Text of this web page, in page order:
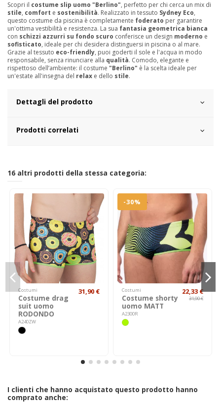
Scopri il costume slip uomo "Berlino", perfetto per chi cerca un mix di
stile, comfort e sostenibilità. Realizzato in tessuto Sydney Eco,
questo costume da piscina è completamente foderato per garantire
un'ottima vestibilità e resistenza. La sua fantasia geometrica bianca
con schizzi azzurri su fondo scuro conferisce un design moderno e
sofisticato, ideale per chi desidera distinguersi in piscina o al mare.
Grazie al tessuto eco-friendly, puoi goderti il sole e l'acqua in modo
responsabile, senza rinunciare alla qualità. Comodo, elegante e
rispettoso dell’ambiente: il costume "Berlino" è la scelta ideale per
un'estate all'insegna del relax e dello stile.
Dettagli del prodotto
Prodotti correlati
16 altri prodotti della stessa categoria:
Costumi
Costume drag
suit uomo
RODONDO
A240ZW
31,90 €
-30%
Costumi
Costume shorty
uomo MATT
A2300R
22,33 €
31,90 €
I clienti che hanno acquistato questo prodotto hanno
comprato anche: